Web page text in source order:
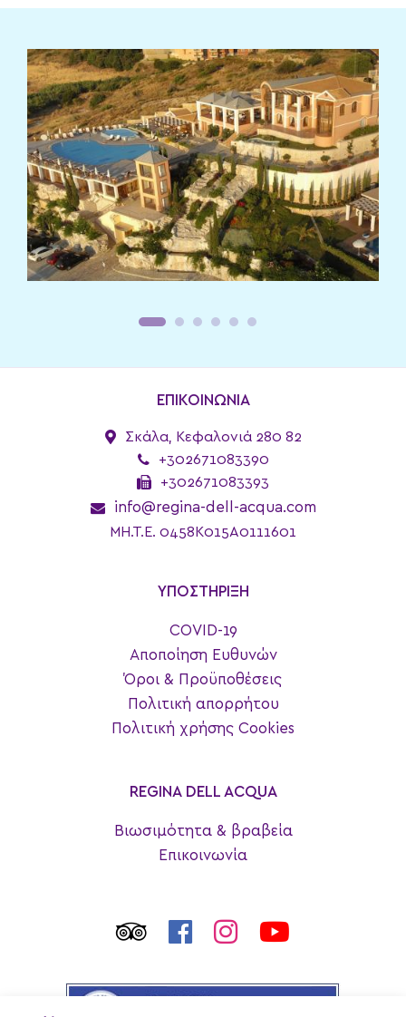
ΕΠΙΚΟΙΝΩΝΙΑ
Σκάλα, Κεφαλονιά 280 82
+302671083390
+302671083393
info@regina-dell-acqua.com
MH.T.E. 0458K015A0111601
ΥΠΟΣΤΗΡΙΞΗ
COVID-19
Αποποίηση Ευθυνών
Όροι & Προϋποθέσεις
Πολιτική απορρήτου
Πολιτική χρήσης Cookies
REGINA DELL ACQUA
Βιωσιμότητα & βραβεία
Επικοινωνία